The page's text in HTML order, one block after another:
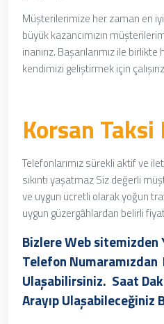
Müşterilerimize her zaman en
büyük kazancımızın
inanırız. Başarılarımız ile
kendimizi geliştirmek için
Korsan Taksi
Telefonlarımız sürekli aktif ve
sıkıntı yaşatmaz Siz değerli
ve uygun ücretli olarak yoğun
uygun güzergâhlardan belirli
Bizlere Web sitemizden
Telefon Numaramızdan
Ulaşabilirsiniz. Saat
Arayıp Ulaşabileceğiniz